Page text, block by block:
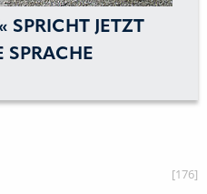
SPRICHT JETZT
SPRACHE
[176]